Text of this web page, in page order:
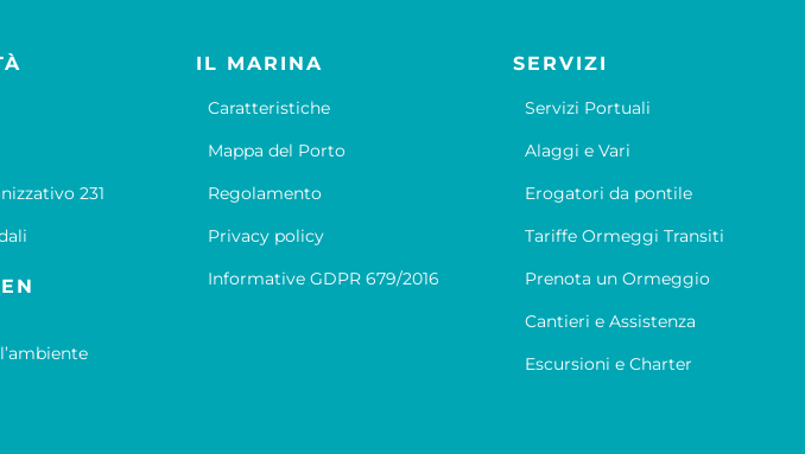
231
IL MARINA
Caratteristiche
Mappa del Porto
Regolamento
Privacy policy
Informative GDPR 679/2016
SERVIZI
Servizi Portuali
Alaggi e Vari
Erogatori da pontile
Tariffe Ormeggi Transiti
Prenota un Ormeggio
Cantieri e Assistenza
Escursioni e Charter